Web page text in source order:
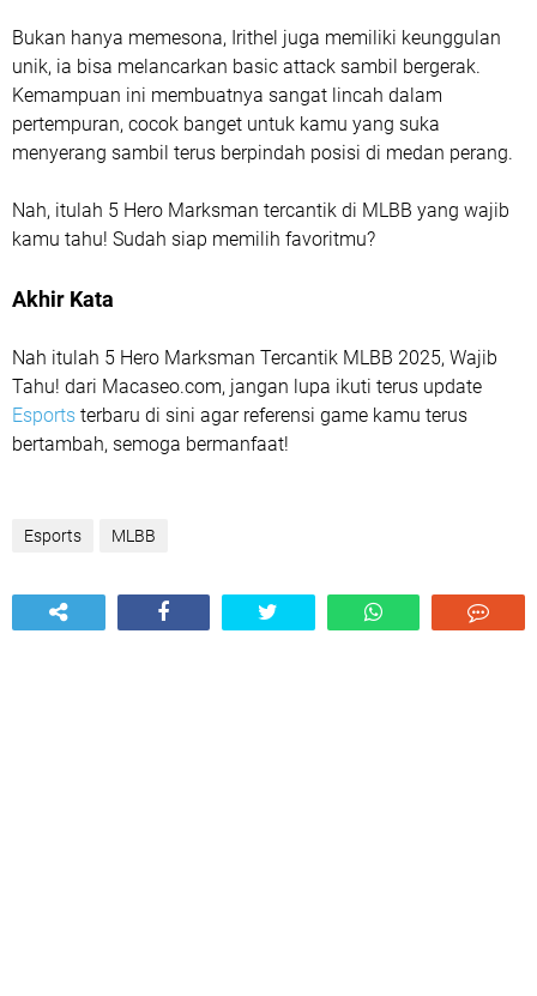
Bukan hanya memesona, Irithel juga memiliki keunggulan
unik, ia bisa melancarkan basic attack sambil bergerak.
Kemampuan ini membuatnya sangat lincah dalam
pertempuran, cocok banget untuk kamu yang suka
menyerang sambil terus berpindah posisi di medan perang.
Nah, itulah 5 Hero Marksman tercantik di MLBB yang wajib
kamu tahu! Sudah siap memilih favoritmu?
Akhir Kata
Nah itulah 5 Hero Marksman Tercantik MLBB 2025, Wajib
Tahu! dari Macaseo.com, jangan lupa ikuti terus update
Esports terbaru di sini agar referensi game kamu terus
bertambah, semoga bermanfaat!
Esports MLBB